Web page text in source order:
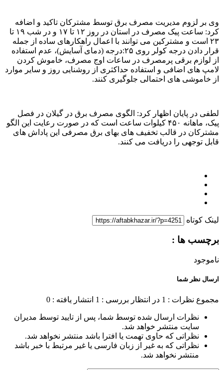
وی بر لزوم مدیریت مصرف برق توسط مشترکان تاکید و اضافه
کرد: ساعت پیک مصرف در استان در روز ۱۲ تا ۱۷ و در شب ۱۹ تا
۲۳ است و مشترکین می توانند با اعمال راهکارهای ساده از جمله
قرار دادن درجه کولر روی ۲۵:درجه (دمای آسایش)، عدم استفاده
از لوازم برقی پرمصرف در ساعات اوج مصرف، خاموش کردن
لامپ های اضافی و استفاده حداکثری از روشنایی روز و سایر موارد
از خاموشی های احتمالی جلوگیری کنند.
لطفی در پایان اظهار کرد: الگوی مصرف برق در گیلان در فصل
پیک، ماهانه ۴۵۰ کیلوات ساعت است که در صورت رعایت این الگو
مشترکان در قالب تخفیف های بهای برق مصرفی این پاداش های
قابل توجهی را دریافت می کنند.
لینک کوتاه
برچسب ها :
ناموجود
ارسال نظر شما
مجموع نظرات : 1 در انتظار بررسی : 1 انتشار یافته : 0
نظرات ارسال شده توسط شما، پس از تایید توسط مدیران
سایت منتشر خواهد شد.
نظراتی که حاوی تهمت یا افترا باشد منتشر نخواهد شد.
نظراتی که به غیر از زبان فارسی یا غیر مرتبط با خبر باشد
منتشر نخواهد شد.